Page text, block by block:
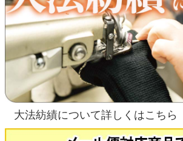
大法紡績について詳しくはこちら